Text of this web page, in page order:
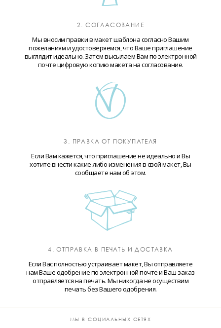
2. СОГЛАСОВАНИЕ
Мы вносим правки в макет шаблона согласно Вашим
пожеланиям и удостоверяемся, что Ваше приглашение
выглядит идеально. Затем высылаем Вам по электронной
почте цифровую копию макета на согласование.
3. ПРАВКА ОТ ПОКУПАТЕЛЯ
Если Вам кажется, что приглашение не идеально и Вы
хотите внести какие-либо изменения в свой макет, Вы
сообщаете нам об этом.
4. ОТПРАВКА В ПЕЧАТЬ И ДОСТАВКА
Если Вас полностью устраивает макет, Вы отправляете
нам Ваше одобрение по электронной почте и Ваш заказ
отправляется на печать. Мы никогда не осуществим
печать без Вашего одобрения.
МЫ В СОЦИАЛЬНЫХ СЕТЯХ